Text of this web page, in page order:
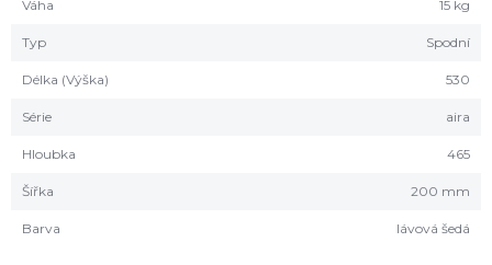
Váha 15 kg
Typ Spodní
Délka (Výška) 530
Série aira
Hloubka 465
Šířka 200 mm
Barva lávová šedá